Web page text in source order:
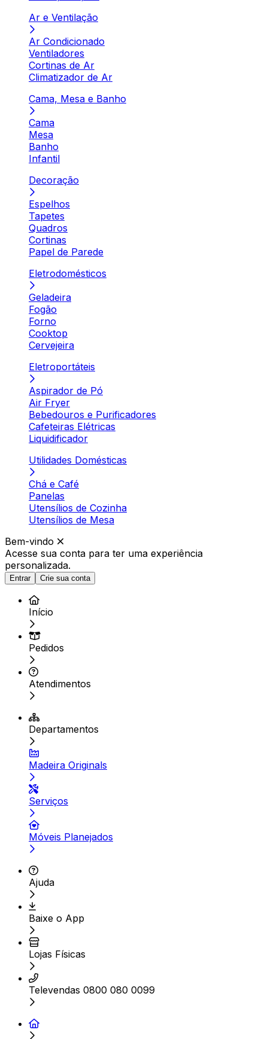
Ar e Ventilação
Ar Condicionado
Ventiladores
Cortinas de Ar
Climatizador de Ar
Cama, Mesa e Banho
Cama
Mesa
Banho
Infantil
Decoração
Espelhos
Tapetes
Quadros
Cortinas
Papel de Parede
Eletrodomésticos
Geladeira
Fogão
Forno
Cooktop
Cervejeira
Eletroportáteis
Aspirador de Pó
Air Fryer
Bebedouros e Purificadores
Cafeteiras Elétricas
Liquidificador
Utilidades Domésticas
Chá e Café
Panelas
Utensílios de Cozinha
Utensílios de Mesa
Bem-vindo
Acesse sua conta para ter uma experiência
personalizada.
Entrar Crie sua conta
Início
Pedidos
Atendimentos
Departamentos
Madeira Originals
Serviços
Móveis Planejados
Ajuda
Baixe o App
Lojas Físicas
Televendas 0800 080 0099